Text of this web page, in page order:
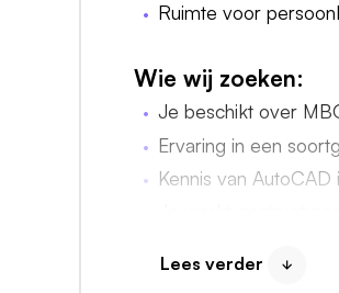
Ruimte voor
Wie wij zoeken:
Je beschikt over
Ervaring in een
Kennis van
Je bent een regelaar
Lees verder